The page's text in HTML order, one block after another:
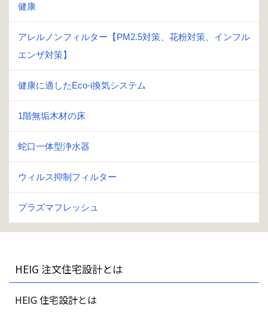
健康
アレルノンフィルター【PM2.5対策、花粉対策、インフル
エンザ対策】
健康に適したEco-i換気システム
1階無垢木材の床
蛇口一体型浄水器
ウィルス抑制フィルター
プラズマフレッシュ
HEIG 注文住宅設計とは
HEIG 住宅設計とは